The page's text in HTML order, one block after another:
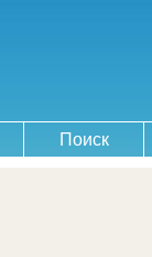
Поиск